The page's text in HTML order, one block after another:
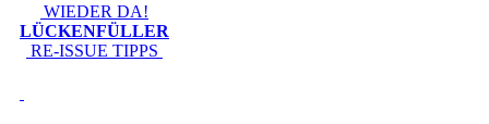
WIEDER DA!
LÜCKENFÜLLER
RE-ISSUE TIPPS